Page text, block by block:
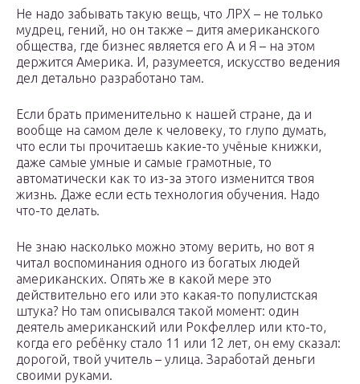
Не надо забывать такую вещь, что ЛРХ – не только
мудрец, гений, но он также – дитя американского
общества, где бизнес является его А и Я – на этом
держится Америка. И, разумеется, искусство ведения
дел детально разработано там.
Если брать применительно к нашей стране, да и
вообще на самом деле к человеку, то глупо думать,
что если ты прочитаешь какие-то учёные книжки,
даже самые умные и самые грамотные, то
автоматически как то из-за этого изменится твоя
жизнь. Даже если есть технология обучения. Надо
что-то делать.
Не знаю насколько можно этому верить, но вот я
читал воспоминания одного из богатых людей
американских. Опять же в какой мере это
действительно его или это какая-то популистская
штука? Но там описывался такой момент: один
деятель американский или Рокфеллер или кто-то,
когда его ребёнку стало 11 или 12 лет, он ему сказал:
дорогой, твой учитель – улица. Заработай деньги
своими руками.